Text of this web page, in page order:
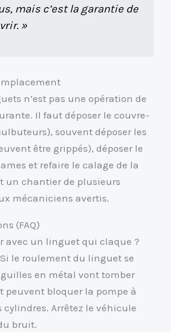
mais c’est la garantie de
»
n’est pas une opération de
Il faut déposer le couvre-
souvent déposer les
être grippés), déposer le
et refaire le calage de la
un chantier de plusieurs
mécaniciens avertis.
(FAQ)
avec un linguet qui claque ?
Si le roulement du linguet se
en métal vont tomber
peuvent bloquer la pompe à
cylindres. Arrêtez le véhicule
bruit.